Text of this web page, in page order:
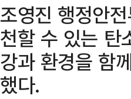
조영진 행정안
천할 수 있는 탄
강과 환경을 함
했다.